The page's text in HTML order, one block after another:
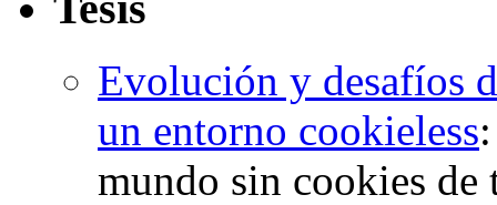
Evolución y desafíos
un entorno cookieless
mundo sin cookies de